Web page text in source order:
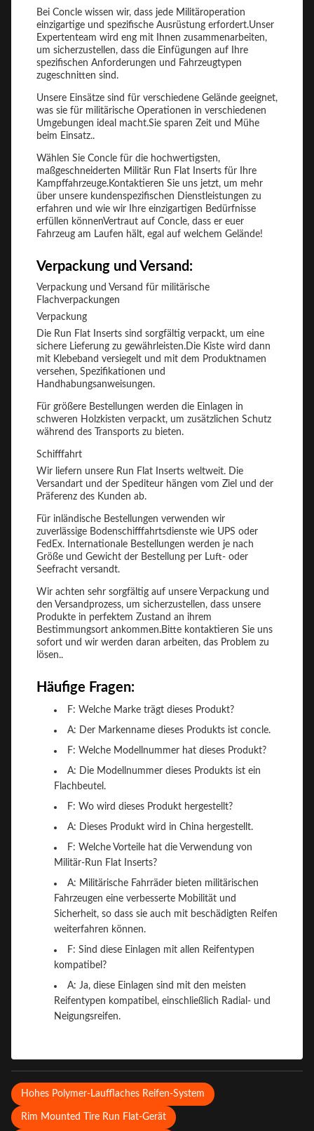
Bei Concle wissen wir, dass jede Militäroperation
einzigartige und spezifische Ausrüstung erfordert.Unser
Expertenteam wird eng mit Ihnen zusammenarbeiten,
um sicherzustellen, dass die Einfügungen auf Ihre
spezifischen Anforderungen und Fahrzeugtypen
zugeschnitten sind.
Unsere Einsätze sind für verschiedene Gelände geeignet,
was sie für militärische Operationen in verschiedenen
Umgebungen ideal macht.Sie sparen Zeit und Mühe
beim Einsatz..
Wählen Sie Concle für die hochwertigsten,
maßgeschneiderten Militär Run Flat Inserts für Ihre
Kampffahrzeuge.Kontaktieren Sie uns jetzt, um mehr
über unsere kundenspezifischen Dienstleistungen zu
erfahren und wie wir Ihre einzigartigen Bedürfnisse
erfüllen könnenVertraut auf Concle, dass er euer
Fahrzeug am Laufen hält, egal auf welchem Gelände!
Verpackung und Versand:
Verpackung und Versand für militärische
Flachverpackungen
Verpackung
Die Run Flat Inserts sind sorgfältig verpackt, um eine
sichere Lieferung zu gewährleisten.Die Kiste wird dann
mit Klebeband versiegelt und mit dem Produktnamen
versehen, Spezifikationen und
Handhabungsanweisungen.
Für größere Bestellungen werden die Einlagen in
schweren Holzkisten verpackt, um zusätzlichen Schutz
während des Transports zu bieten.
Schifffahrt
Wir liefern unsere Run Flat Inserts weltweit. Die
Versandart und der Spediteur hängen vom Ziel und der
Präferenz des Kunden ab.
Für inländische Bestellungen verwenden wir
zuverlässige Bodenschifffahrtsdienste wie UPS oder
FedEx. Internationale Bestellungen werden je nach
Größe und Gewicht der Bestellung per Luft- oder
Seefracht versandt.
Wir achten sehr sorgfältig auf unsere Verpackung und
den Versandprozess, um sicherzustellen, dass unsere
Produkte in perfektem Zustand an ihrem
Bestimmungsort ankommen.Bitte kontaktieren Sie uns
sofort und wir werden daran arbeiten, das Problem zu
lösen..
Häufige Fragen:
F: Welche Marke trägt dieses Produkt?
A: Der Markenname dieses Produkts ist concle.
F: Welche Modellnummer hat dieses Produkt?
A: Die Modellnummer dieses Produkts ist ein
Flachbeutel.
F: Wo wird dieses Produkt hergestellt?
A: Dieses Produkt wird in China hergestellt.
F: Welche Vorteile hat die Verwendung von
Militär-Run Flat Inserts?
A: Militärische Fahrräder bieten militärischen
Fahrzeugen eine verbesserte Mobilität und
Sicherheit, so dass sie auch mit beschädigten Reifen
weiterfahren können.
F: Sind diese Einlagen mit allen Reifentypen
kompatibel?
A: Ja, diese Einlagen sind mit den meisten
Reifentypen kompatibel, einschließlich Radial- und
Neigungsreifen.
Hohes Polymer-Laufflaches Reifen-System
Rim Mounted Tire Run Flat-Gerät